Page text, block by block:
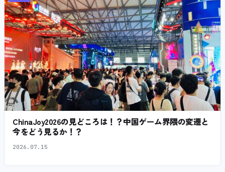
ChinaJoy2026の見どころは！？中国ゲーム界隈の変遷と
今をどう見るか！？
2026.07.15